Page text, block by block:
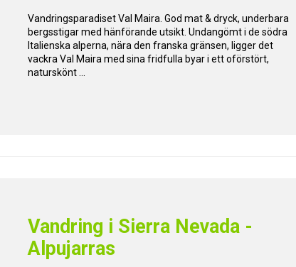
Vandringsparadiset Val Maira. God mat & dryck, underbara
bergsstigar med hänförande utsikt. Undangömt i de södra
Italienska alperna, nära den franska gränsen, ligger det
vackra Val Maira med sina fridfulla byar i ett oförstört,
naturskönt ...
Vandring i Sierra Nevada -
Alpujarras